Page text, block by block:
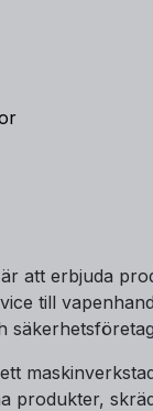
att erbjuda
till
produkter,